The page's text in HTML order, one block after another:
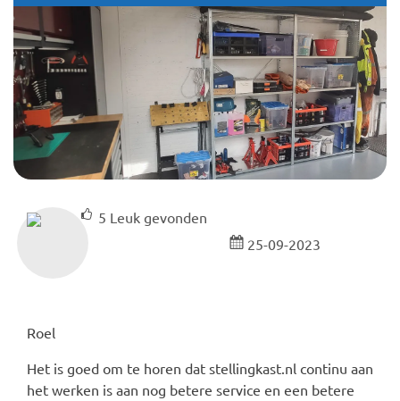
5 Leuk gevonden
25-09-2023
Roel
Het is goed om te horen dat stellingkast.nl continu aan
het werken is aan nog betere service en een betere